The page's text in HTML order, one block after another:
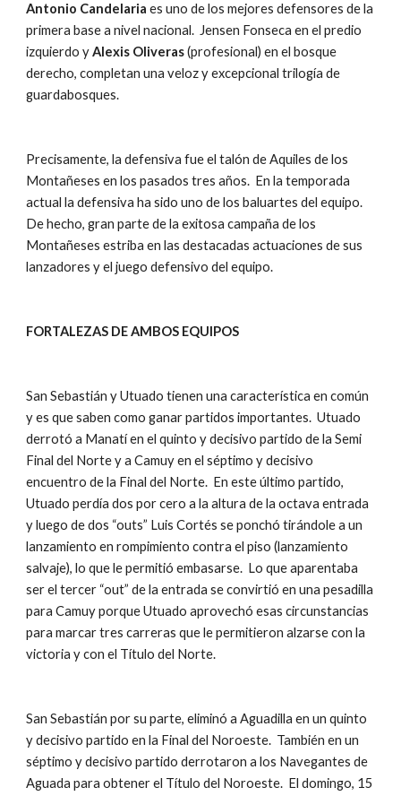
Antonio Candelaria es uno de los mejores defensores de la
primera base a nivel nacional.  Jensen Fonseca en el predio
izquierdo y Alexis Oliveras (profesional) en el bosque
derecho, completan una veloz y excepcional trilogía de
guardabosques.
Precisamente, la defensiva fue el talón de Aquiles de los
Montañeses en los pasados tres años.  En la temporada
actual la defensiva ha sido uno de los baluartes del equipo.
De hecho, gran parte de la exitosa campaña de los
Montañeses estriba en las destacadas actuaciones de sus
lanzadores y el juego defensivo del equipo.
FORTALEZAS DE AMBOS EQUIPOS
San Sebastián y Utuado tienen una característica en común
y es que saben como ganar partidos importantes.  Utuado
derrotó a Manatí en el quinto y decisivo partido de la Semi
Final del Norte y a Camuy en el séptimo y decisivo
encuentro de la Final del Norte.  En este último partido,
Utuado perdía dos por cero a la altura de la octava entrada
y luego de dos “outs” Luis Cortés se ponchó tirándole a un
lanzamiento en rompimiento contra el piso (lanzamiento
salvaje), lo que le permitió embasarse.  Lo que aparentaba
ser el tercer “out” de la entrada se convirtió en una pesadilla
para Camuy porque Utuado aprovechó esas circunstancias
para marcar tres carreras que le permitieron alzarse con la
victoria y con el Título del Norte.
San Sebastián por su parte, eliminó a Aguadilla en un quinto
y decisivo partido en la Final del Noroeste.  También en un
séptimo y decisivo partido derrotaron a los Navegantes de
Aguada para obtener el Título del Noroeste.  El domingo, 15